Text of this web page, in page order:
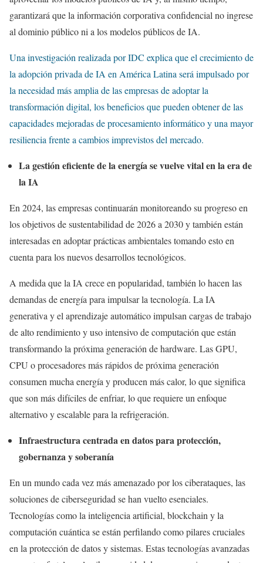
garantizará que la información corporativa confidencial no ingrese
al dominio público ni a los modelos públicos de IA.
Una investigación realizada por IDC explica que el crecimiento de
la adopción privada de IA en América Latina será impulsado por
la necesidad más amplia de las empresas de adoptar la
transformación digital, los beneficios que pueden obtener de las
capacidades mejoradas de procesamiento informático y una mayor
resiliencia frente a cambios imprevistos del mercado.
La gestión eficiente de la energía se vuelve vital en la era de
la IA
En 2024, las empresas continuarán monitoreando su progreso en
los objetivos de sustentabilidad de 2026 a 2030 y también están
interesadas en adoptar prácticas ambientales tomando esto en
cuenta para los nuevos desarrollos tecnológicos.
A medida que la IA crece en popularidad, también lo hacen las
demandas de energía para impulsar la tecnología. La IA
generativa y el aprendizaje automático impulsan cargas de trabajo
de alto rendimiento y uso intensivo de computación que están
transformando la próxima generación de hardware. Las GPU,
CPU o procesadores más rápidos de próxima generación
consumen mucha energía y producen más calor, lo que significa
que son más difíciles de enfriar, lo que requiere un enfoque
alternativo y escalable para la refrigeración.
Infraestructura centrada en datos para protección,
gobernanza y soberanía
En un mundo cada vez más amenazado por los ciberataques, las
soluciones de ciberseguridad se han vuelto esenciales.
Tecnologías como la inteligencia artificial, blockchain y la
computación cuántica se están perfilando como pilares cruciales
en la protección de datos y sistemas. Estas tecnologías avanzadas